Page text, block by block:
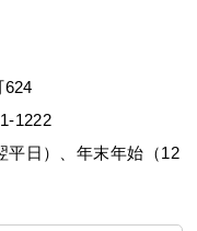
624
1222
平日）、年末年始（12